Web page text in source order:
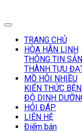
TRANG CHỦ
HÒA HÃN LINH
THÔNG TIN
THÀNH TỰU
MỒ HÔI NHIỀU
KIẾN THỨC
ĐỘ DINH
HỎI ĐÁP
LIÊN HỆ
Điểm bán